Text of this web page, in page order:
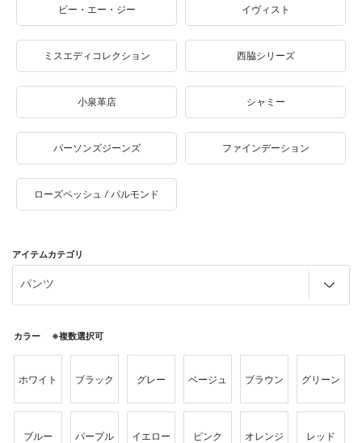
ビー・エー・ジー イヴィスト
ミスエディコレクション 西脇シリーズ
小泉革店 シャミー
パーソンズジーンズ ファインデーション
ローズペッシュ / パルモンド
アイテムカテゴリ
カラー ※複数選択可
ホワイト ブラック グレー ベージュ ブラウン グリーン
ブルー パープル イエロー ピンク オレンジ レッド